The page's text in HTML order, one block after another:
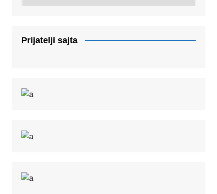
Prijatelji sajta